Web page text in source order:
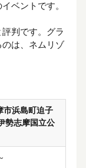
ベントです。
判です。グラ
は、ネムリゾ
市浜島町迫子
勢志摩国立公